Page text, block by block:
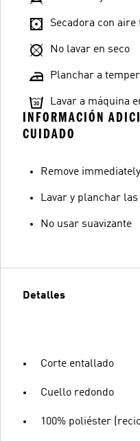
Secadora con aire
No lavar en seco
Planchar a
Lavar a máquina
INFORMACIÓN
CUIDADO
Remove immediately
Lavar y planchar
No usar suavizante
Detalles
Corte entallado
Cuello redondo
100% poliéster